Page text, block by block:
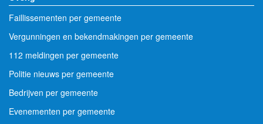
Faillissementen per gemeente
Vergunningen en bekendmakingen per gemeente
112 meldingen per gemeente
Politie nieuws per gemeente
Bedrijven per gemeente
Evenementen per gemeente